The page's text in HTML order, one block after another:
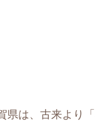
県は、古来より